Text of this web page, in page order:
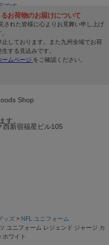
新宿福星ビル105
です。
お取寄せ商品は対象外
す。
ッズ
NFL ユニフォーム
ユニフォーム レジェンド ジャージ カ
ワイト